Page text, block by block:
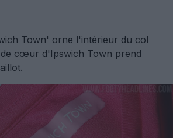
Town' orne l'intérieur du col
cœur d'Ipswich Town prend